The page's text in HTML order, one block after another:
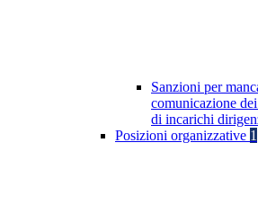
Sanzioni per
comunicazione
di incarichi
Posizioni organizzative 1